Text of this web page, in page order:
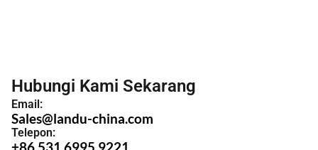
Hubungi Kami Sekarang
Email:
Sales@landu-china.com
Telepon: